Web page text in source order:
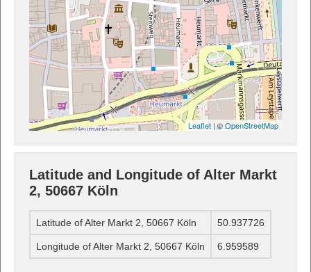
Leaflet | ©OpenStreetMap
Latitude and Longitude of Alter Markt
2, 50667 Köln
Latitude of Alter Markt 2, 50667 Köln 50.937726
Longitude of Alter Markt 2, 50667 Köln 6.959589